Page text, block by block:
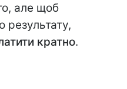
але щоб
результату,
кратно.